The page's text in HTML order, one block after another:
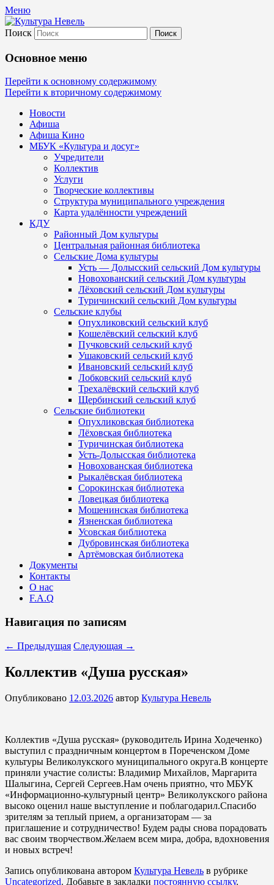
Меню
Культура Невель
МБУК Невельского района "Культура
и досуг"
Поиск
Основное меню
Перейти к основному содержимому
Перейти к вторичному содержимому
Новости
Афиша
Афиша Кино
МБУК «Культура и досуг»
Учредители
Коллектив
Услуги
Творческие коллективы
Структура муниципального учреждения
Карта удалённости учреждений
КДУ
Районный Дом культуры
Центральная районная библиотека
Сельские Дома культуры
Усть — Долысский сельский Дом культуры
Новохованский сельский Дом культуры
Лёховский сельский Дом культуры
Туричинский сельский Дом культуры
Сельские клубы
Опухликовский сельский клуб
Кошелёвский сельский клуб
Пучковский сельский клуб
Ушаковский сельский клуб
Ивановский сельский клуб
Лобковский сельский клуб
Трехалёвский сельский клуб
Щербинский сельский клуб
Сельские библиотеки
Опухликовская библиотека
Лёховская библиотека
Туричинская библиотека
Усть-Долысская библиотека
Новохованская библиотека
Рыкалёвская библиотека
Сорокинская библиотека
Ловецкая библиотека
Мошенинская библиотека
Язненская библиотека
Усовская библиотека
Дубровинская библиотека
Артёмовская библиотека
Документы
Контакты
О нас
F.A.Q
Навигация по записям
← Предыдущая Следующая →
Коллектив «Душа русская»
Опубликовано 12.03.2026 автор Культура Невель
Коллектив «Душа русская» (руководитель Ирина Ходеченко)
выступил с праздничным концертом в Пореченском Доме
культуры Великолукского муниципального округа.В концерте
приняли участие солисты: Владимир Михайлов, Маргарита
Шалыгина, Сергей Сергеев.Нам очень приятно, что МБУК
«Информационно-культурный центр» Великолукского района
высоко оценил наше выступление и поблагодарил.Спасибо
зрителям за теплый прием, а организаторам — за
приглашение и сотрудничество! Будем рады снова порадовать
вас своим творчеством.Желаем всем мира, добра, вдохновения
и новых встреч!
Запись опубликована автором Культура Невель в рубрике
Uncategorized. Добавьте в закладки постоянную ссылку.